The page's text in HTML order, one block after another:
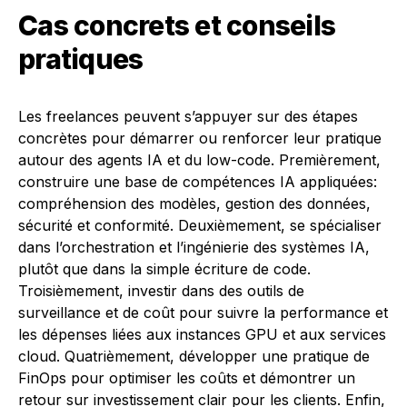
Cas concrets et conseils
pratiques
Les freelances peuvent s’appuyer sur des étapes
concrètes pour démarrer ou renforcer leur pratique
autour des agents IA et du low-code. Premièrement,
construire une base de compétences IA appliquées:
compréhension des modèles, gestion des données,
sécurité et conformité. Deuxièmement, se spécialiser
dans l’orchestration et l’ingénierie des systèmes IA,
plutôt que dans la simple écriture de code.
Troisièmement, investir dans des outils de
surveillance et de coût pour suivre la performance et
les dépenses liées aux instances GPU et aux services
cloud. Quatrièmement, développer une pratique de
FinOps pour optimiser les coûts et démontrer un
retour sur investissement clair pour les clients. Enfin,